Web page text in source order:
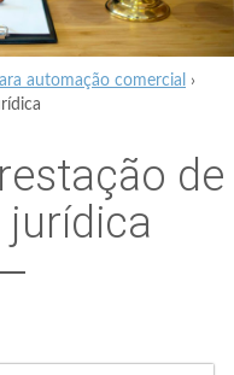
automação comercial
›
de